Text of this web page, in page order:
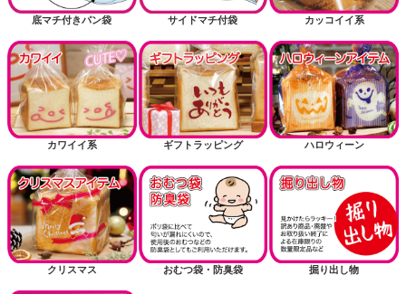
底マチ付きパン袋 サイドマチ付袋 カッコイイ系
カワイイ系 ギフトラッピング ハロウィーン
クリスマス おむつ袋・防臭袋 掘り出し物